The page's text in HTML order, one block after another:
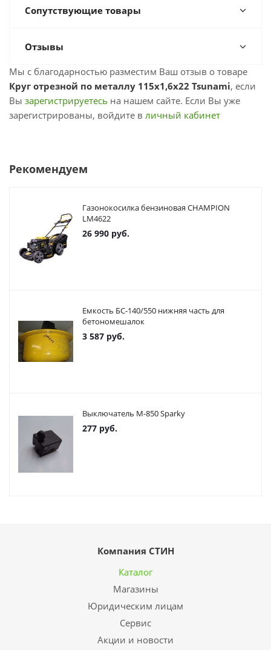
Сопутствующие товары
Отзывы
Мы с благодарностью разместим Ваш отзыв о товаре
Круг отрезной по металлу 115х1,6х22 Tsunami, если
Вы зарегистрируетесь на нашем сайте. Если Вы уже
зарегистрированы, войдите в личный кабинет
Рекомендуем
Газонокосилка бензиновая CHAMPION
LM4622
26 990 руб.
Емкость БС-140/550 нижняя часть для
бетономешалок
3 587 руб.
Выключатель М-850 Sparky
277 руб.
Компания СТИН
Каталог
Магазины
Юридическим лицам
Сервис
Акции и новости